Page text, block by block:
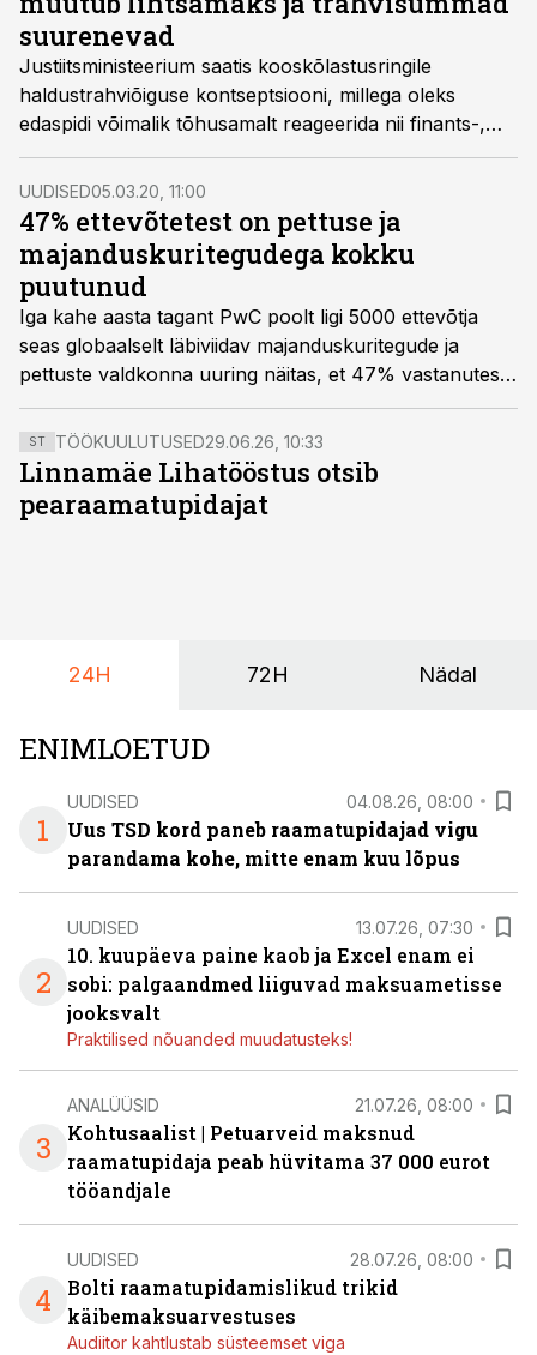
suurenevad
Justiitsministeerium saatis kooskõlastusringile
haldustrahviõiguse kontseptsiooni, millega oleks
edaspidi võimalik tõhusamalt reageerida nii finants-,
konkurentsi- kui ka andmekaitseõiguse rikkumistele,
kirjutavad Grant Thornton Balticu õigusnõustaja Lee
Laanemäe ja andmekaitse spetsialist Maili Torma.
UUDISED05.03.20, 11:00
47% ettevõtetest on pettuse ja
majanduskuritegudega kokku
puutunud
Iga kahe aasta tagant PwC poolt ligi 5000 ettevõtja
seas globaalselt läbiviidav majanduskuritegude ja
pettuste valdkonna uuring näitas, et 47% vastanutest
on kokku puutunud majanduskuritegudega ning 35%
erinevate kliendipettustega. Tegemist on viimase 20
aasta kõrgeimate määradega. Oluliselt on kasvanud
küberkuritegude arv.
ST TÖÖKUULUTUSED29.06.26, 10:33
Linnamäe Lihatööstus otsib
pearaamatupidajat
24H 72H Nädal
ENIMLOETUD
1
UUDISED 04.08.26, 08:00
Uus TSD kord paneb raamatupidajad vigu
parandama kohe, mitte enam kuu lõpus
2
UUDISED 13.07.26, 07:30
10. kuupäeva paine kaob ja Excel enam ei
sobi: palgaandmed liiguvad maksuametisse
jooksvalt
Praktilised nõuanded muudatusteks!
3
ANALÜÜSID 21.07.26, 08:00
Kohtusaalist | Petuarveid maksnud
raamatupidaja peab hüvitama 37 000 eurot
tööandjale
4
UUDISED 28.07.26, 08:00
Bolti raamatupidamislikud trikid
käibemaksuarvestuses
Audiitor kahtlustab süsteemset viga